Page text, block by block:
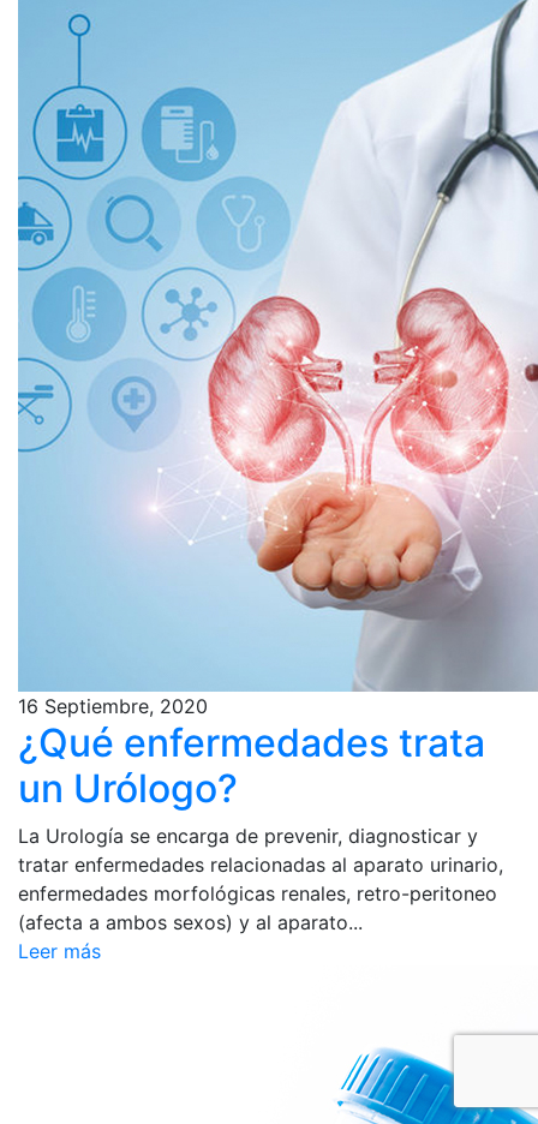
16 Septiembre, 2020
¿Qué enfermedades trata
un Urólogo?
La Urología se encarga de prevenir, diagnosticar y
tratar enfermedades relacionadas al aparato urinario,
enfermedades morfológicas renales, retro-peritoneo
(afecta a ambos sexos) y al aparato...
Leer más